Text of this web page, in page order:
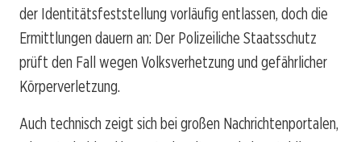
der Identitätsfeststellung vorläufig entlassen, doch die
Ermittlungen dauern an: Der Polizeiliche Staatsschutz
prüft den Fall wegen Volksverhetzung und gefährlicher
Körperverletzung.
Auch technisch zeigt sich bei großen Nachrichtenportalen,